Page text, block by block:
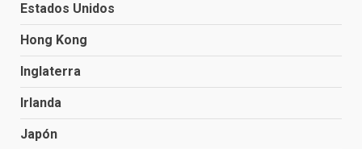
Estados Unidos
Hong Kong
Inglaterra
Irlanda
Japón